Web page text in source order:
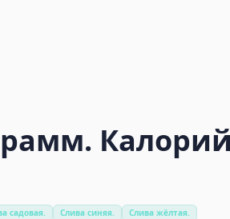
садовая. Слива синяя. Слива жёлтая.